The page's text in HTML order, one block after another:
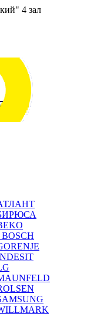
4 зал
АТЛАНТ
БИРЮСА